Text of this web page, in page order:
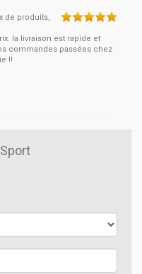
de produits,
la livraison est rapide et
commandes passées chez
!!